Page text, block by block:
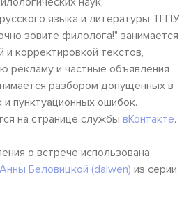
языка и литературы ТГПУ
зовите филолога!" занимается
и корректировкой текстов,
рекламу и частные объявления
разбором допущенных в
пунктуационных ошибок.
на странице службы вКонтакте.
о встрече использована
Анны Беловицкой (dalwen) из серии